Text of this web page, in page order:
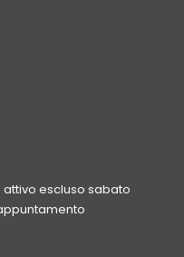
escluso sabato